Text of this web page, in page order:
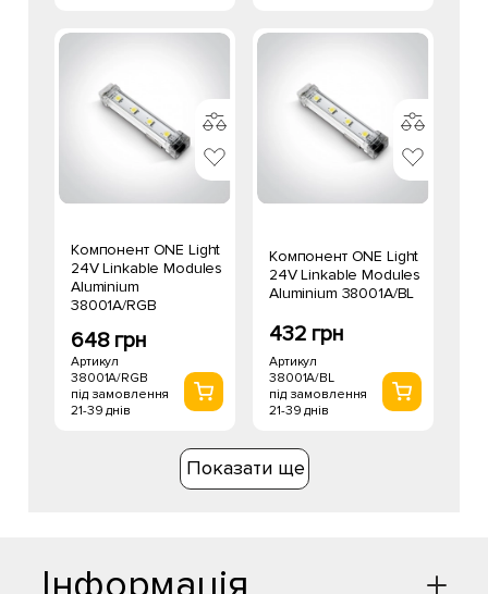
Компонент ONE Light
24V Linkable Modules
Aluminium
38001A/RGB
648 грн
Артикул
38001A/RGB
під замовлення
21-39 днів
Компонент ONE Light
24V Linkable Modules
Aluminium 38001A/BL
432 грн
Артикул
38001A/BL
під замовлення
21-39 днів
Показати ще